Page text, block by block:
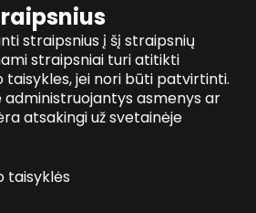
straipsnius į šį straipsnių
straipsniai turi atitikti
jei nori būti patvirtinti.
asmenys ar
atsakingi už svetainėje
taisyklės